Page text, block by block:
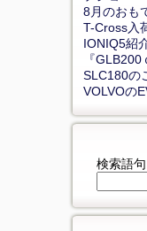
8月のおも
T-Cross入
IONIQ5紹
『
SLC180の
VOLVOの
検索語句